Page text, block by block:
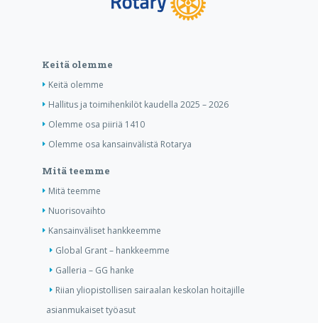
Keitä olemme
Keitä olemme
Hallitus ja toimihenkilöt kaudella 2025 – 2026
Olemme osa piiriä 1410
Olemme osa kansainvälistä Rotarya
Mitä teemme
Mitä teemme
Nuorisovaihto
Kansainväliset hankkeemme
Global Grant – hankkeemme
Galleria – GG hanke
Riian yliopistollisen sairaalan keskolan hoitajille
asianmukaiset työasut